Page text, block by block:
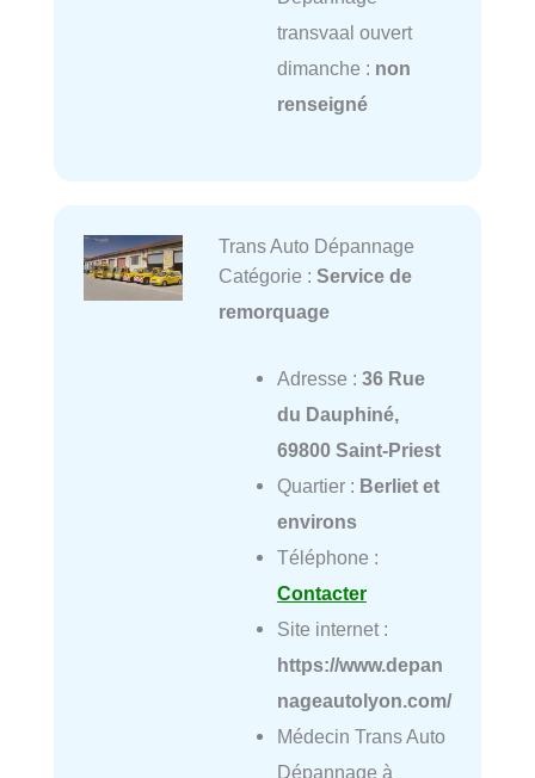
transvaal ouvert
dimanche : non
renseigné
Trans Auto Dépannage
Catégorie : Service de
remorquage
Adresse : 36 Rue
du Dauphiné,
69800 Saint-Priest
Quartier : Berliet et
environs
Téléphone :
Contacter
Site internet :
https://www.depan
nageautolyon.com/
Médecin Trans Auto
Dépannage à